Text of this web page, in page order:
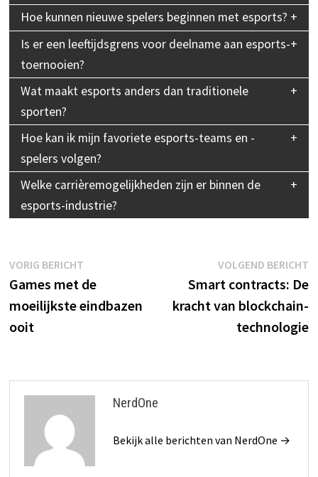
Hoe kunnen nieuwe spelers beginnen met esports?
Is er een leeftijdsgrens voor deelname aan esports-
toernooien?
Wat maakt esports anders dan traditionele
sporten?
Hoe kan ik mijn favoriete esports-teams en -
spelers volgen?
Welke carrièremogelijkheden zijn er binnen de
esports-industrie?
Bericht
navigatie
VORIG BERICHTVorig
bericht:
Games met de
moeilijkste eindbazen
ooit
VOLGEND BERICHT
Smart contracts: De
kracht van blockchain-
technologie
NerdOne
Bekijk alle berichten van NerdOne →